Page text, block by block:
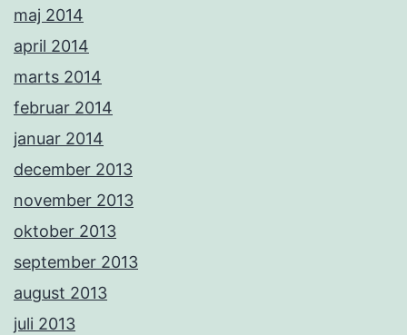
maj 2014
april 2014
marts 2014
februar 2014
januar 2014
december 2013
november 2013
oktober 2013
september 2013
august 2013
juli 2013